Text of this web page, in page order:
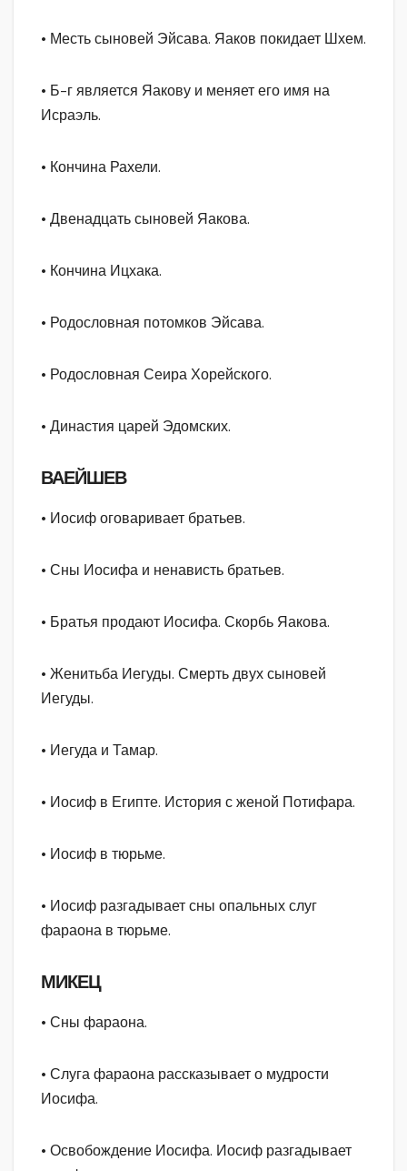
• Месть сыновей Эйсава. Яаков покидает Шхем.
• Б-г является Яакову и меняет его имя на
Исраэль.
• Кончина Рахели.
• Двенадцать сыновей Яакова.
• Кончина Ицхака.
• Родословная потомков Эйсава.
• Родословная Сеира Хорейского.
• Династия царей Эдомских.
ВАЕЙШЕВ
• Иосиф оговаривает братьев.
• Сны Иосифа и ненависть братьев.
• Братья продают Иосифа. Скорбь Яакова.
• Женитьба Иегуды. Смерть двух сыновей
Иегуды.
• Иегуда и Тамар.
• Иосиф в Египте. История с женой Потифара.
• Иосиф в тюрьме.
• Иосиф разгадывает сны опальных слуг
фараона в тюрьме.
МИКЕЦ
• Сны фараона.
• Слуга фараона рассказывает о мудрости
Иосифа.
• Освобождение Иосифа. Иосиф разгадывает